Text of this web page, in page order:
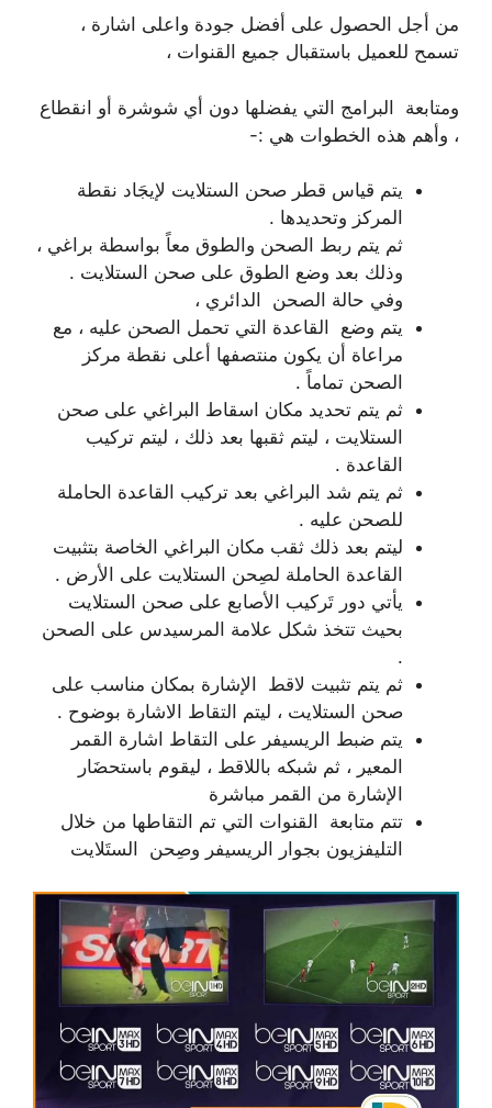
من أجل الحصول على أفضل جودة واعلى اشارة ،
تسمح للعميل باستقبال جميع القنوات ،
ومتابعة البرامج التي يفضلها دون أي شوشرة أو انقطاع
، وأهم هذه الخطوات هي :-
يتم قياس قطر صحن الستلايت لإيجَاد نقطة
المركز وتحديدها .
ثم يتم ربط الصحن والطوق معاً بواسطة براغي ،
وذلك بعد وضع الطوق على صحن الستلايت .
وفي حالة الصحن الدائري ،
يتم وضع القاعدة التي تحمل الصحن عليه ، مع
مراعاة أن يكون منتصفها أعلى نقطة مركز
الصحن تماماً .
ثم يتم تحديد مكان اسقاط البراغي على صحن
الستلايت ، ليتم ثقبها بعد ذلك ، ليتم تركيب
القاعدة .
ثم يتم شد البراغي بعد تركيب القاعدة الحاملة
للصحن عليه .
ليتم بعد ذلك ثقب مكان البراغي الخاصة بتثبيت
القاعدة الحاملة لصِحن الستلايت على الأرض .
يأتي دور تَركيب الأصابع على صحن الستلايت
بحيث تتخذ شكل علامة المرسيدس على الصحن
.
ثم يتم تثبيت لاقط الإشارة بمكان مناسب على
صحن الستلايت ، ليتم التقاط الاشارة بوضوح .
يتم ضبط الريسيفر على التقاط اشارة القمر
المعير ، ثم شبكه باللاقط ، ليقوم باستحضَار
الإشارة من القمر مباشرة
تتم متابعة القنوات التي تم التقاطها من خلال
التليفزيون بجوار الريسيفر وصِحن الستَلايت